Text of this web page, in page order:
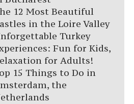
12 Most Beautiful
in the Loire Valley
Turkey
Fun for Kids,
for Adults!
15 Things to Do in
the